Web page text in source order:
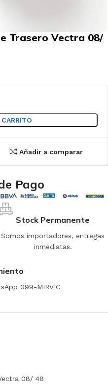
Trasero Vectra 08/
Añadir a comparar
Pago
Stock Permanente
Somos importadores, entregas
inmediatas.
099-MIRVIC
08/ 48